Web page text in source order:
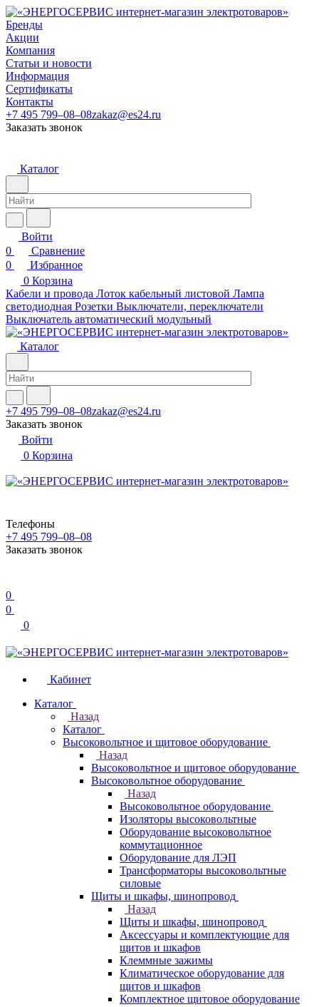
Бренды
Акции
Компания
Статьи и новости
Информация
Сертификаты
Контакты
+7 495 799–08–08zakaz@es24.ru
Заказать звонок
Каталог
Войти
0
Сравнение
0
Избранное
0 Корзина
Кабели и провода Лоток кабельный листовой Лампа
светодиодная Розетки Выключатели, переключатели
Выключатель автоматический модульный
Каталог
+7 495 799–08–08zakaz@es24.ru
Заказать звонок
Войти
0 Корзина
Телефоны
+7 495 799–08–08
Заказать звонок
0
0
0
Кабинет
Каталог
Назад
Каталог
Высоковольтное и щитовое оборудование
Назад
Высоковольтное и щитовое оборудование
Высоковольтное оборудование
Назад
Высоковольтное оборудование
Изоляторы высоковольтные
Оборудование высоковольтное
коммутационное
Оборудование для ЛЭП
Трансформаторы высоковольтные
силовые
Щиты и шкафы, шинопровод
Назад
Щиты и шкафы, шинопровод
Аксессуары и комплектующие для
щитов и шкафов
Клеммные зажимы
Климатическое оборудование для
щитов и шкафов
Комплектное щитовое оборудование